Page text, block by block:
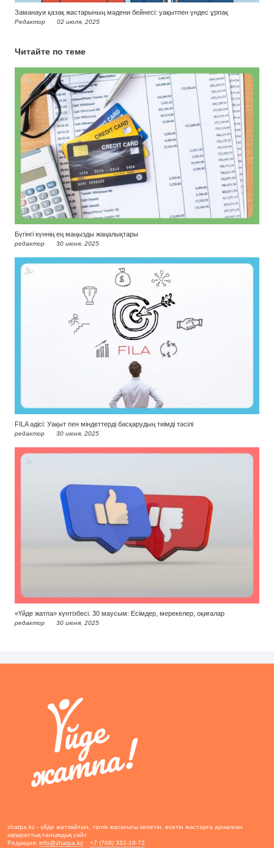
Заманауи қазақ жастарының мәдени бейнесі: уақытпен үндес ұрпақ
Редактор 02 июля, 2025
Читайте по теме
Бүгінгі күннің ең маңызды жаңалықтары
редактор 30 июня, 2025
FILA әдісі: Уақыт пен міндеттерді басқарудың тиімді тәсілі
редактор 30 июня, 2025
«Үйде жатпа» күнтізбесі. 30 маусым: Есімдер, мерекелер, оқиғалар
редактор 30 июня, 2025
zhatpa.kz - үйде жатпайтын, тірлік жасағысы келетін, өсетін жастарға арналған
ақпараттық-танымдық сайт
Редакция: info@zhatpa.kz +7 (708) 332-10-72